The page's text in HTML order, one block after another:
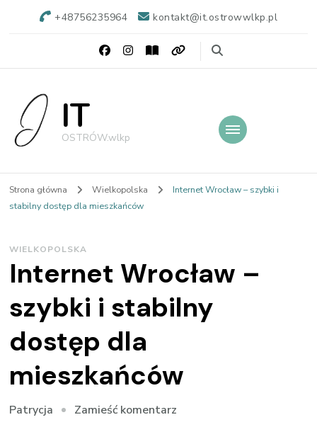
+48756235964 kontakt@it.ostrowwlkp.pl
IT
OSTRÓW.wlkp
Strona główna Wielkopolska
Internet Wrocław – szybki i
stabilny dostęp dla mieszkańców
WIELKOPOLSKA
Internet Wrocław –
szybki i stabilny
dostęp dla
mieszkańców
Patrycja Zamieść komentarz